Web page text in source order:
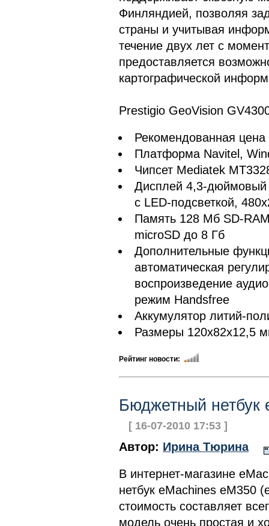
Финляндией, позволяя
страны и учитывая
течение двух лет с
предоставляется
картографической
Prestigio GeoVision
Рекомендованная
Платформа Navitel,
Чипсет Mediatek
Дисплей 4,3-дюймовый
с LED-подсветкой,
Память 128 Мб SD-
microSD до 8 Гб
Дополнительные
автоматическая
воспроизведение
режим Handsfree
Аккумулятор литий-
Размеры 120x82x12,5
Рейтинг новости:
Бюджетный нетбук
[ 16-07-2010 17:53 ]
Автор: Ирина Тюрина
В интернет-магазине
нетбук eMachines eM350
стоимость составляет
модель очень простая и